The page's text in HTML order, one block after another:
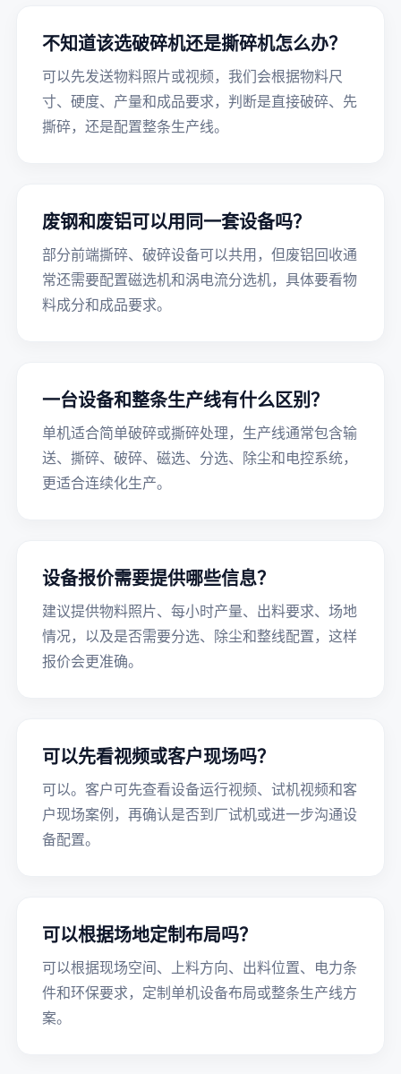
不知道该选破碎机还是撕碎机怎么办？
可以先发送物料照片或视频，我们会根据物料尺
寸、硬度、产量和成品要求，判断是直接破碎、先
撕碎，还是配置整条生产线。
废钢和废铝可以用同一套设备吗？
部分前端撕碎、破碎设备可以共用，但废铝回收通
常还需要配置磁选机和涡电流分选机，具体要看物
料成分和成品要求。
一台设备和整条生产线有什么区别？
单机适合简单破碎或撕碎处理，生产线通常包含输
送、撕碎、破碎、磁选、分选、除尘和电控系统，
更适合连续化生产。
设备报价需要提供哪些信息？
建议提供物料照片、每小时产量、出料要求、场地
情况，以及是否需要分选、除尘和整线配置，这样
报价会更准确。
可以先看视频或客户现场吗？
可以。客户可先查看设备运行视频、试机视频和客
户现场案例，再确认是否到厂试机或进一步沟通设
备配置。
可以根据场地定制布局吗？
可以根据现场空间、上料方向、出料位置、电力条
件和环保要求，定制单机设备布局或整条生产线方
案。